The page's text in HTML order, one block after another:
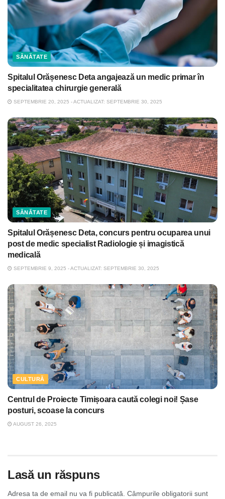
SĂNĂTATE
Spitalul Orășenesc Deta angajează un medic primar în
specialitatea chirurgie generală
SEPTEMBRIE 20, 2025 - ACTUALIZAT: SEPTEMBRIE 30, 2025
SĂNĂTATE
Spitalul Orășenesc Deta, concurs pentru ocuparea unui
post de medic specialist Radiologie și imagistică
medicală
SEPTEMBRIE 9, 2025 - ACTUALIZAT: SEPTEMBRIE 30, 2025
CULTURĂ
Centrul de Proiecte Timișoara caută colegi noi! Șase
posturi, scoase la concurs
AUGUST 26, 2025
Lasă un răspuns
Adresa ta de email nu va fi publicată. Câmpurile obligatorii sunt